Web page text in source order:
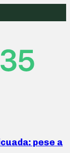
pese a